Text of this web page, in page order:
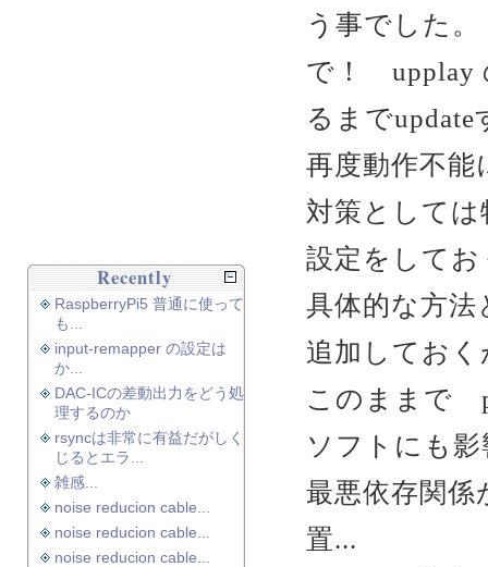
う事でした。
で！ upplay
るまでupdate
再度動作不
対策としては
設定をしてお
具体的な方法
追加しておく
このままで
ソフトにも
最悪依存関
置...
Recently
RaspberryPi5 普通に使って
も...
input-remapper の設定は
か...
DAC-ICの差動出力をどう処
理するのか
rsyncは非常に有益だがしく
じるとエラ...
雑感...
noise reducion cable...
noise reducion cable...
noise reducion cable...